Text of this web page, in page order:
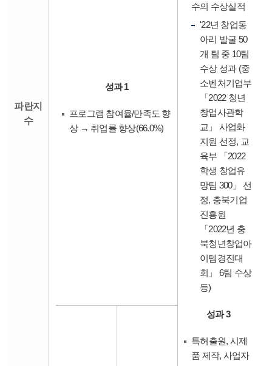
파란지
수
성과 1
프로그램 참여율/만족도 향
상 → 취업률 향상(66.0%)
수의 수상실적
'22년 창업동
아리 발굴 50
개 팀 중 10팀
수상 성과 (중
소벤처기업부
「2022 청년
창업사관학
교」 사업화
지원 선정, 교
육부 「2022
학생 창업유
망팀 300」 선
정, 충북기업
진흥원
「2022년 충
북청년창업아
이템경진대
회」 6팀 수상
등)
성과 3
특허출원, 시제
품 제작, 사업자